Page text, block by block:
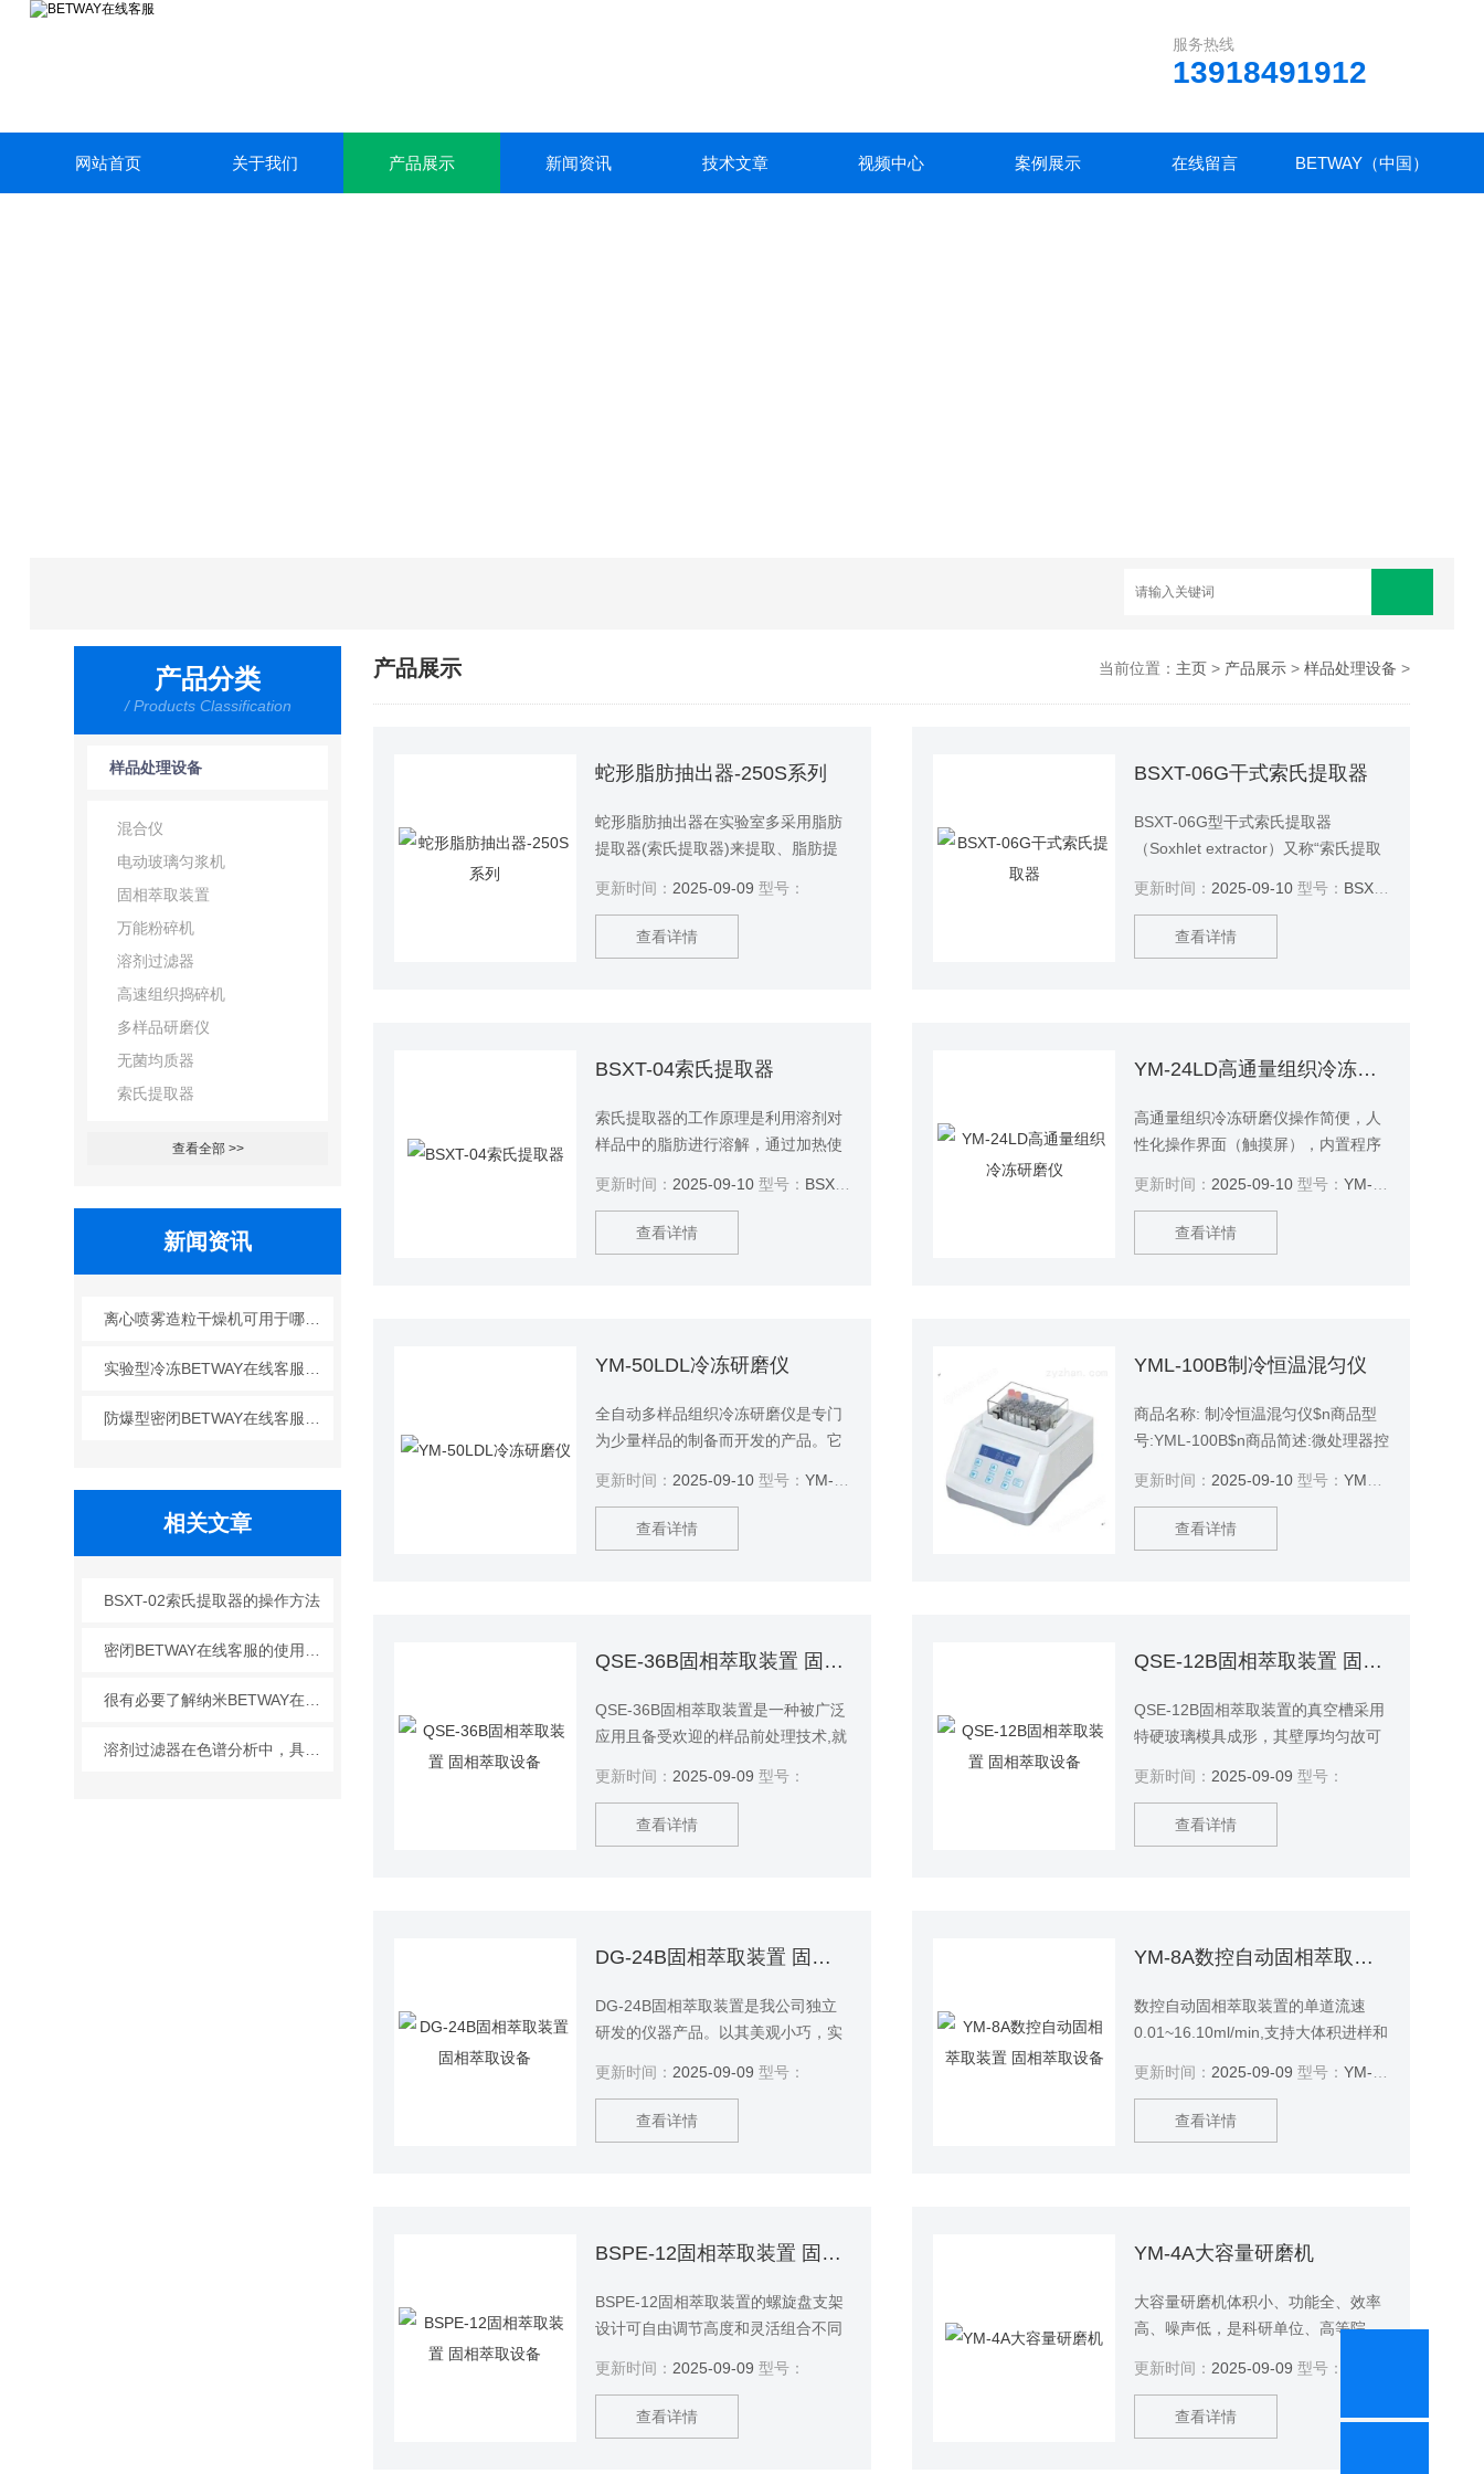
服务热线
13918491912
网站首页 关于我们 产品展示 新闻资讯 技术文章 视频中心 案例展示 在线留言 BETWAY（中国）
产品分类
/ Products Classification
样品处理设备
混合仪
电动玻璃匀浆机
固相萃取装置
万能粉碎机
溶剂过滤器
高速组织捣碎机
多样品研磨仪
无菌均质器
索氏提取器
查看全部 >>
新闻资讯
相关文章
BSXT-02索氏提取器的操作方法
产品展示 当前位置： 主页> 产品展示> 样品处理设备 >
蛇形脂肪抽出器-250S系列
蛇形脂肪抽出器在实验室多采用脂肪
提取器(索氏提取器)来提取、脂肪提
虹吸原理，使固体物质连续不断地被
纯溶剂萃取，既节约溶利萃取效率又
高。萃取前先将固体物质研碎，以增
更新时间： 2025-09-09 型号：
查看详情
BSXT-06G干式索氏提取器
BSXT-06G型干式索氏提取器
（Soxhlet extractor）又称“索氏提取
测定仪、主要由加热抽提，溶剂回收
和冷却三大部分组成。操作时可以根
据试剂沸点和环境温度不同而调节加
更新时间： 2025-09-10型号： BSXT-06G
查看详情
BSXT-04索氏提取器
索氏提取器的工作原理是利用溶剂对
样品中的脂肪进行溶解，通过加热使
取过程中，溶剂在提取瓶中沸腾，产
生的蒸汽通过冷凝器冷凝后回到提取
瓶中，形成回流。这种回流使得溶剂
更新时间： 2025-09-10型号： BSXT-04
查看详情
YM-24LD高通量组织冷冻研磨仪
高通量组织冷冻研磨仪操作简便，人
性化操作界面（触摸屏），内置程序
频率等参数进行设置，省时省力，批
间，批内差异小。抽提的蛋白活性更
高，核酸片断更长。
更新时间： 2025-09-10型号： YM-24LD
查看详情
YM-50LDL冷冻研磨仪
全自动多样品组织冷冻研磨仪是专门
为少量样品的制备而开发的产品。它
样化。$n 它同样适用于生物细胞的破
壁和DNA/RNA的萃取。高超的性能和
灵活性确保了在实验的地位。
更新时间： 2025-09-10型号： YM-50LDL
查看详情
YML-100B制冷恒温混匀仪
商品名称: 制冷恒温混匀仪$n商品型
号:YML-100B$n商品简述:微处理器控
更新时间： 2025-09-10型号： YML-100B
查看详情
QSE-36B固相萃取装置 固相萃取设备
QSE-36B固相萃取装置是一种被广泛
应用且备受欢迎的样品前处理技术,就
标化合物吸附,与样品的基体和干扰化
合物分离,然后再用洗脱液洗脱或加热
解吸附,达到分离和富集目标化合物的
更新时间： 2025-09-09 型号：
查看详情
QSE-12B固相萃取装置 固相萃取设备
QSE-12B固相萃取装置的真空槽采用
特硬玻璃模具成形，其壁厚均匀故可
更新时间： 2025-09-09 型号：
查看详情
DG-24B固相萃取装置 固相萃取设备
DG-24B固相萃取装置是我公司独立
研发的仪器产品。以其美观小巧，实
系列真空泵达到抽压萃取的目的。
更新时间： 2025-09-09 型号：
查看详情
YM-8A数控自动固相萃取装置 固相萃取设备
数控自动固相萃取装置的单道流速
0.01~16.10ml/min,支持大体积进样和
更新时间： 2025-09-09 型号： YM-8A
查看详情
BSPE-12固相萃取装置 固相萃取设备
BSPE-12固相萃取装置的螺旋盘支架
设计可自由调节高度和灵活组合不同
管。
更新时间： 2025-09-09 型号：
查看详情
YM-4A大容量研磨机
大容量研磨机体积小、功能全、效率
高、噪声低，是科研单位、高等院
实验可同时获得四个样品）的理想设
备，配用真空球磨罐，可在真空状态
下磨制试样。
更新时间： 2025-09-09 型号：
查看详情